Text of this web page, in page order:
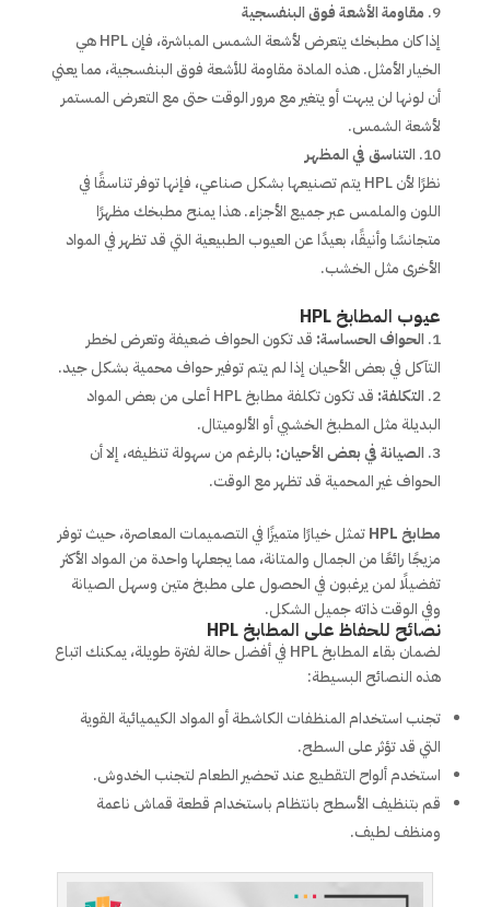
مقاومة الأشعة فوق البنفسجية
إذا كان مطبخك يتعرض لأشعة الشمس المباشرة، فإن HPL هي
الخيار الأمثل. هذه المادة مقاومة للأشعة فوق البنفسجية، مما يعني
أن لونها لن يبهت أو يتغير مع مرور الوقت حتى مع التعرض المستمر
لأشعة الشمس.
التناسق في المظهر
نظرًا لأن HPL يتم تصنيعها بشكل صناعي، فإنها توفر تناسقًا في
اللون والملمس عبر جميع الأجزاء. هذا يمنح مطبخك مظهرًا
متجانسًا وأنيقًا، بعيدًا عن العيوب الطبيعية التي قد تظهر في المواد
الأخرى مثل الخشب.
عيوب المطابخ HPL
الحواف الحساسة: قد تكون الحواف ضعيفة وتعرض لخطر
التآكل في بعض الأحيان إذا لم يتم توفير حواف محمية بشكل جيد.
التكلفة:
قد تكون تكلفة مطابخ HPL أعلى من بعض المواد
البديلة مثل المطبخ الخشبي أو الألوميتال.
الصيانة في بعض الأحيان: بالرغم من سهولة تنظيفه، إلا أن
الحواف غير المحمية قد تظهر مع الوقت.
مطابخ HPL
تمثل خيارًا متميزًا في التصميمات المعاصرة، حيث توفر
مزيجًا رائعًا من الجمال والمتانة، مما يجعلها واحدة من المواد الأكثر
تفضيلًا لمن يرغبون في الحصول على مطبخ متين وسهل الصيانة
وفي الوقت ذاته جميل الشكل.
نصائح للحفاظ على المطابخ HPL
لضمان بقاء المطابخ HPL في أفضل حالة لفترة طويلة، يمكنك اتباع
هذه النصائح البسيطة:
تجنب استخدام المنظفات الكاشطة أو المواد الكيميائية القوية
التي قد تؤثر على السطح.
استخدم ألواح التقطيع عند تحضير الطعام لتجنب الخدوش.
قم بتنظيف الأسطح بانتظام باستخدام قطعة قماش ناعمة
ومنظف لطيف.